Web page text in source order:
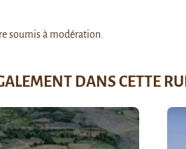
soumis à modération.
DANS CETTE